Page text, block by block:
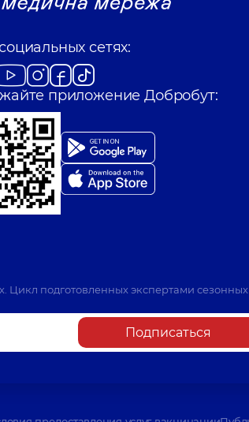
сетях:
приложение Добробут:
Цикл подготовленных экспертами сезонных
Подписаться